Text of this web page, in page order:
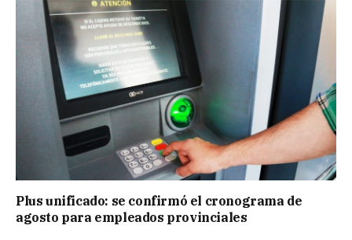
Plus unificado: se confirmó el cronograma de
agosto para empleados provinciales